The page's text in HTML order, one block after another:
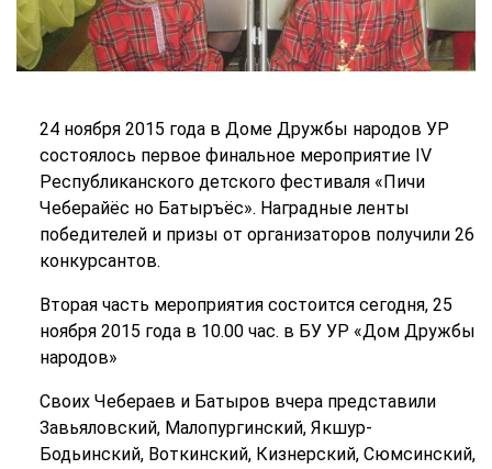
24 ноября 2015 года в Доме Дружбы народов УР
состоялось первое финальное мероприятие IV
Республиканского детского фестиваля «Пичи
Чеберайёс но Батыръёс». Наградные ленты
победителей и призы от организаторов получили 26
конкурсантов.
Вторая часть мероприятия состоится сегодня, 25
ноября 2015 года в 10.00 час. в БУ УР «Дом Дружбы
народов»
Своих Чебераев и Батыров вчера представили
Завьяловский, Малопургинский, Якшур-
Бодьинский, Воткинский, Кизнерский, Сюмсинский,